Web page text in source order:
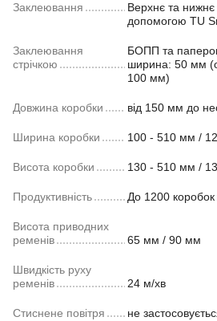
Заклеювання
Верхнє та нижнє
допомогою TU
Заклеювання
стрічкою
БОПП та
ширина: 50 мм
100 мм)
Довжина коробки від 150 мм до
Ширина коробки 100 - 510 мм /
Висота коробки 130 - 510 мм /
Продуктивність До 1200
Висота приводних
ременів
65 мм / 90 мм
Швидкість руху
ременів
24 м/хв
Стиснене повітря не